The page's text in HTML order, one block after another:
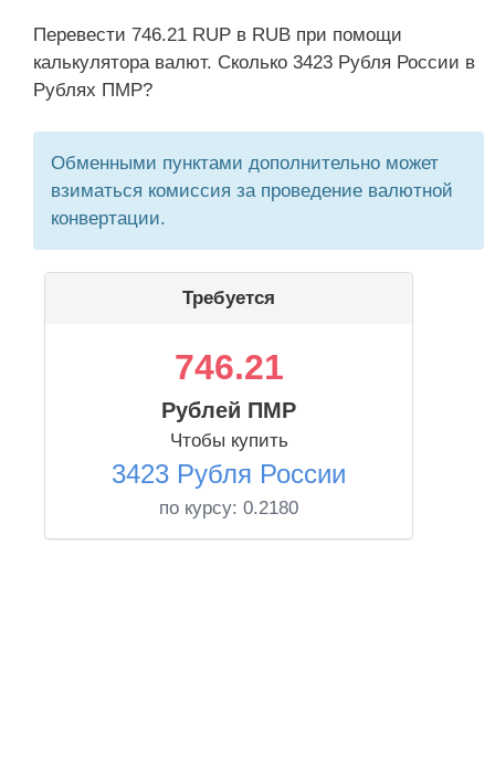
Перевести 746.21 RUP в RUB при помощи
калькулятора валют. Сколько 3423 Рубля России в
Рублях ПМР?
Обменными пунктами дополнительно может
взиматься комиссия за проведение валютной
конвертации.
Требуется
746.21
Рублей ПМР
Чтобы купить
3423 Рубля России
по курсу: 0.2180